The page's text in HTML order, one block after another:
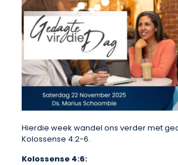
Hierdie week wandel ons verder met
Kolossense 4:2-6.
Kolossense 4:6: